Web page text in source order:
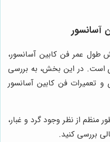
آسانسور
طول عمر فن کابین آسانسور،
است. در این بخش، به بررسی
و تعمیرات فن کابین آسانسور
منظم از نظر وجود گرد و غبار،
بررسی کنید.